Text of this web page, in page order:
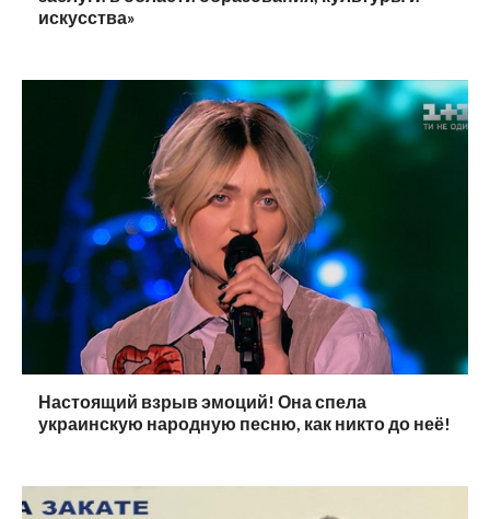
искусства»
Настоящий взрыв эмоций! Она спела
украинскую народную песню, как никто до неё!